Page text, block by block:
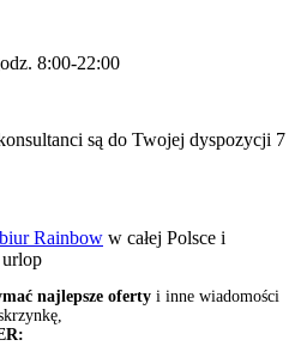
8:00-22:00
są do Twojej dyspozycji 7
Rainbow w całej Polsce i
najlepsze oferty i inne wiadomości